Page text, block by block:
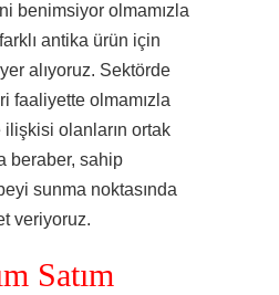
benimsiyor olmamızla
antika ürün için
alıyoruz. Sektörde
faaliyette olmamızla
olanların ortak
beraber, sahip
sunma noktasında
veriyoruz.
Satım